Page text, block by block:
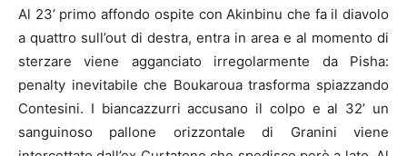
Al 23’ primo affondo ospite con Akinbinu che fa il diavolo
a quattro sull’out di destra, entra in area e al momento di
sterzare viene agganciato irregolarmente da Pisha:
penalty inevitabile che Boukaroua trasforma spiazzando
Contesini. I biancazzurri accusano il colpo e al 32’ un
sanguinoso pallone orizzontale di Granini viene